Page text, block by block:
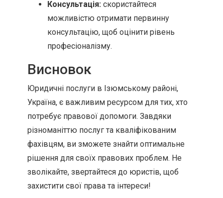
Консультація: скористайтеся
можливістю отримати первинну
консультацію, щоб оцінити рівень
професіоналізму.
Висновок
Юридичні послуги в Ізюмському районі,
Україна, є важливим ресурсом для тих, хто
потребує правової допомоги. Завдяки
різноманіттю послуг та кваліфікованим
фахівцям, ви зможете знайти оптимальне
рішення для своїх правових проблем. Не
зволікайте, звертайтеся до юристів, щоб
захистити свої права та інтереси!